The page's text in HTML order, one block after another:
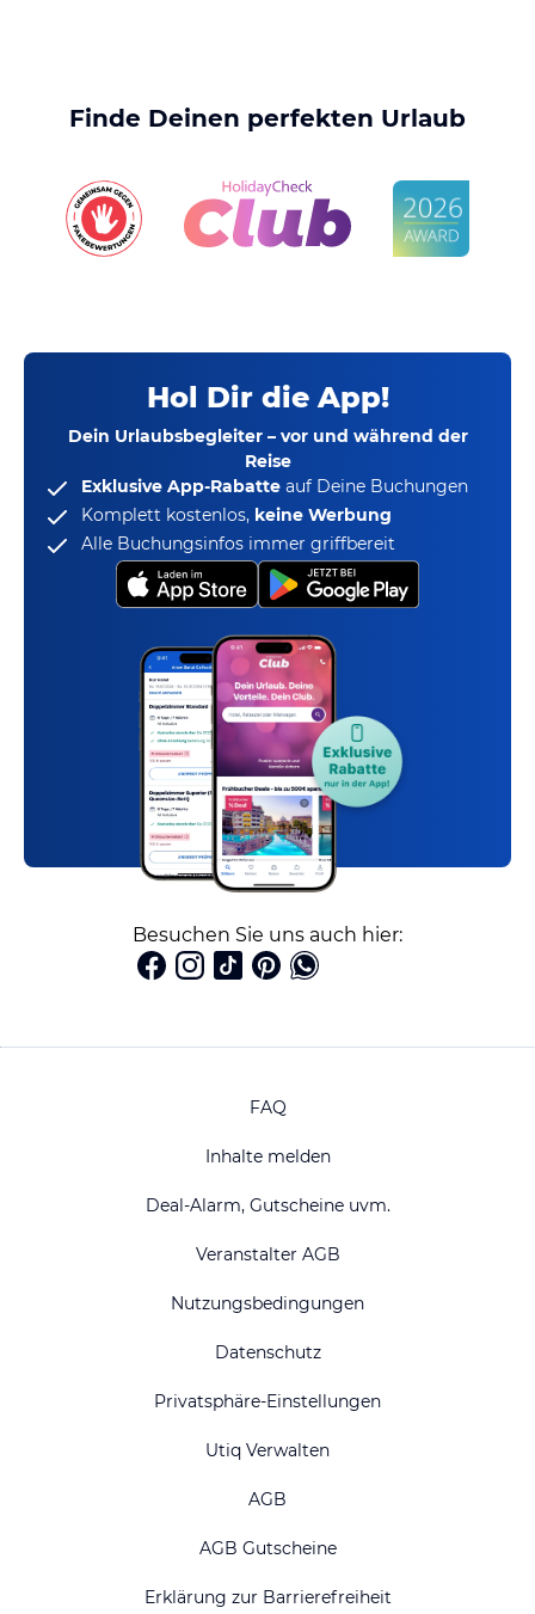
Finde Deinen perfekten Urlaub
Hol Dir die App!
Dein Urlaubsbegleiter – vor und während der
Reise
Exklusive App-Rabatte auf Deine Buchungen
Komplett kostenlos, keine Werbung
Alle Buchungsinfos immer griffbereit
Besuchen Sie uns auch hier:
FAQ
Inhalte melden
Deal-Alarm, Gutscheine uvm.
Veranstalter AGB
Nutzungsbedingungen
Datenschutz
Privatsphäre-Einstellungen
Utiq Verwalten
AGB
AGB Gutscheine
Erklärung zur Barrierefreiheit